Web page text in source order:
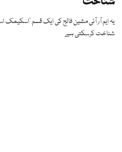
یہ ایم آر آئی مشین فالج کی ایک قسم
شناخت کرسکتی ہے